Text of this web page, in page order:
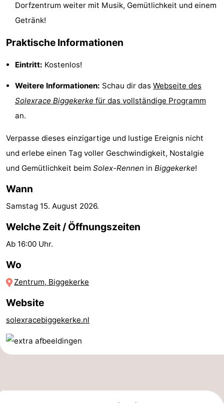
Denkmäler
Kirchen
-
Leuchtturme
Aussichtspunkte
Attraktionen
Indoor-
Spielplätze
-
Bowling
Wellness-
Zentren
Dörfer
Städte
Führungen
Sport
-
Schwimmbader
-
Wandern
-
Dorfzentrum weiter mit Musik, Gemütlichkeit und einem
Getränk!
Praktische Informationen
Eintritt: Kostenlos!
Weitere Informationen: Schau dir das Webseite des
Solexrace Biggekerke für das vollständige Programm
an.
Verpasse dieses einzigartige und lustige Ereignis nicht
und erlebe einen Tag voller Geschwindigkeit, Nostalgie
und Gemütlichkeit beim Solex-Rennen in Biggekerke!
Wann
Samstag 15. August 2026.
Welche Zeit / Öffnungszeiten
Ab 16:00 Uhr.
Wo
Zentrum, Biggekerke
Website
solexracebiggekerke.nl